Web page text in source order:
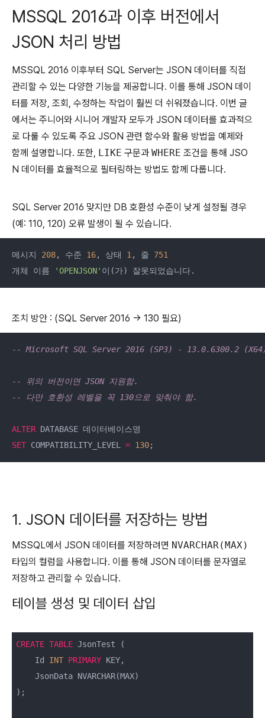
MSSQL 2016과 이후 버전에서
JSON 처리 방법
MSSQL 2016 이후부터 SQL Server는 JSON 데이터를 직접
관리할 수 있는 다양한 기능을 제공합니다. 이를 통해 JSON 데이
터를 저장, 조회, 수정하는 작업이 훨씬 더 쉬워졌습니다. 이번 글
에서는 주니어와 시니어 개발자 모두가 JSON 데이터를 효과적으
로 다룰 수 있도록 주요 JSON 관련 함수와 활용 방법을 예제와
함께 설명합니다. 또한, LIKE 구문과 WHERE 조건을 통해 JSO
N 데이터를 효율적으로 필터링하는 방법도 함께 다룹니다.
SQL Server 2016 맞지만 DB 호환성 수준이 낮게 설정될 경우
(예: 110, 120) 오류 발생이 될 수 있습니다.
메시지 208, 수준 16, 상태 1, 줄 751
개체 이름
'OPENJSON' 이(가) 잘못되었습니다.
조치 방안 : (SQL Server 2016 → 130 필요)
-- Microsoft SQL Server 2016 (SP3) - 13.0.6300.2
-- 위의 버전이면 JSON 지원함.
-- 다만 호환성 레벨을 꼭 130으로 맞춰야 함.
ALTER
SET COMPATIBILITY_LEVEL = 130;
1. JSON 데이터를 저장하는 방법
MSSQL에서 JSON 데이터를 저장하려면 NVARCHAR(MAX)
타입의 컬럼을 사용합니다. 이를 통해 JSON 데이터를 문자열로
저장하고 관리할 수 있습니다.
테이블 생성 및 데이터 삽입
CREATE TABLE JsonTest (
    Id
INT PRIMARY KEY,
    JsonData NVARCHAR(MAX)
);